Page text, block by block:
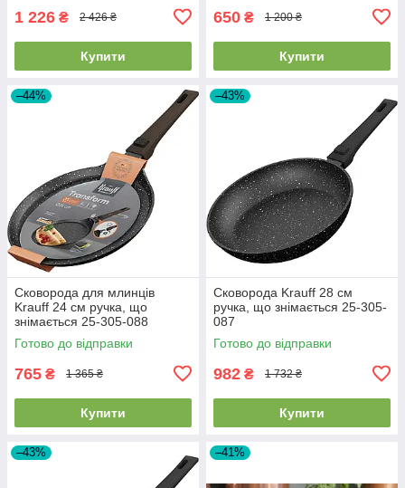
1 226 ₴ 2 426 ₴
Купити
650 ₴ 1 200 ₴
Купити
–44%
Сковорода для млинців
Krauff 24 см ручка, що
знімається 25-305-088
Готово до відправки
765 ₴ 1 365 ₴
Купити
–43%
Сковорода Krauff 28 см
ручка, що знімається 25-305-
087
Готово до відправки
982 ₴ 1 732 ₴
Купити
–43% –41%